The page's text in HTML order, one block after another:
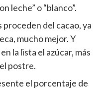
leche” o “blanco”.
del cacao, ya
mucho mejor. Y
la lista el azúcar, más
postre.
el porcentaje de